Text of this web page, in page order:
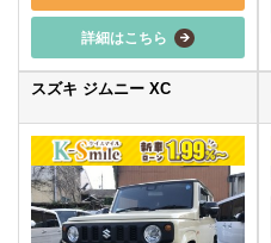
詳細はこちら
スズキ ジムニー XC